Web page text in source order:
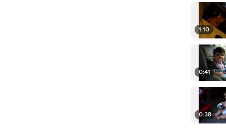
1:10
0:41
0:38